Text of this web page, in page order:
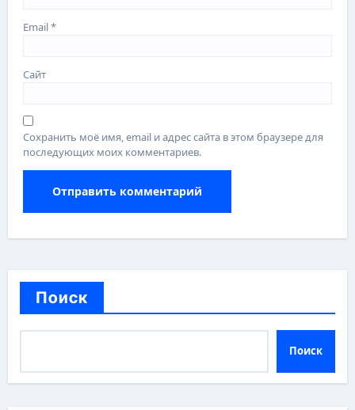
Email*
Сайт
Сохранить моё имя, email и адрес сайта в этом браузере для
последующих моих комментариев.
Поиск
Поиск